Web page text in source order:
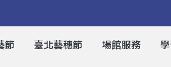
節 臺北藝穗節 場館服務